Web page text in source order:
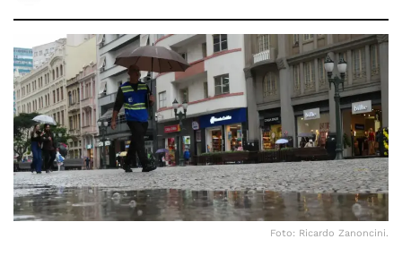
Foto: Ricardo Zanoncini.